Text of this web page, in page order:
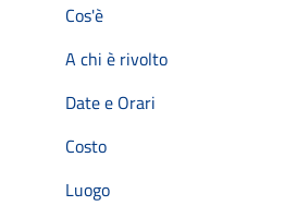
Cos'è
A chi è rivolto
Date e Orari
Costo
Luogo